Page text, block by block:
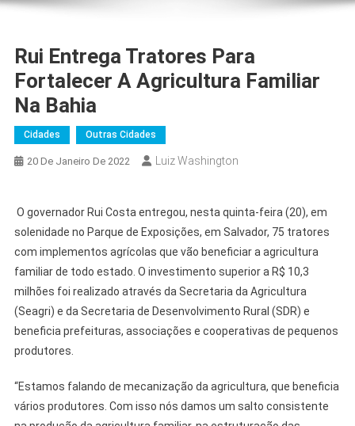
Rui Entrega Tratores Para
Fortalecer A Agricultura Familiar
Na Bahia
Cidades Outras Cidades
20 De Janeiro De 2022 Luiz Washington
O governador Rui Costa entregou, nesta quinta-feira (20), em
solenidade no Parque de Exposições, em Salvador, 75 tratores
com implementos agrícolas que vão beneficiar a agricultura
familiar de todo estado. O investimento superior a R$ 10,3
milhões foi realizado através da Secretaria da Agricultura
(Seagri) e da Secretaria de Desenvolvimento Rural (SDR) e
beneficia prefeituras, associações e cooperativas de pequenos
produtores.
“Estamos falando de mecanização da agricultura, que beneficia
vários produtores. Com isso nós damos um salto consistente